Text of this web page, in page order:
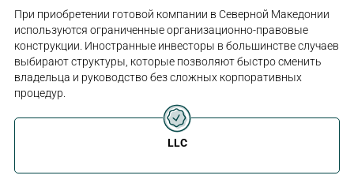
При приобретении готовой компании в Северной Македонии
используются ограниченные организационно-правовые
конструкции. Иностранные инвесторы в большинстве случаев
выбирают структуры, которые позволяют быстро сменить
владельца и руководство без сложных корпоративных
процедур.
LLC